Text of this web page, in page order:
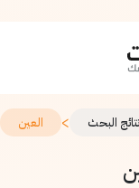
نتائج البحث > العين